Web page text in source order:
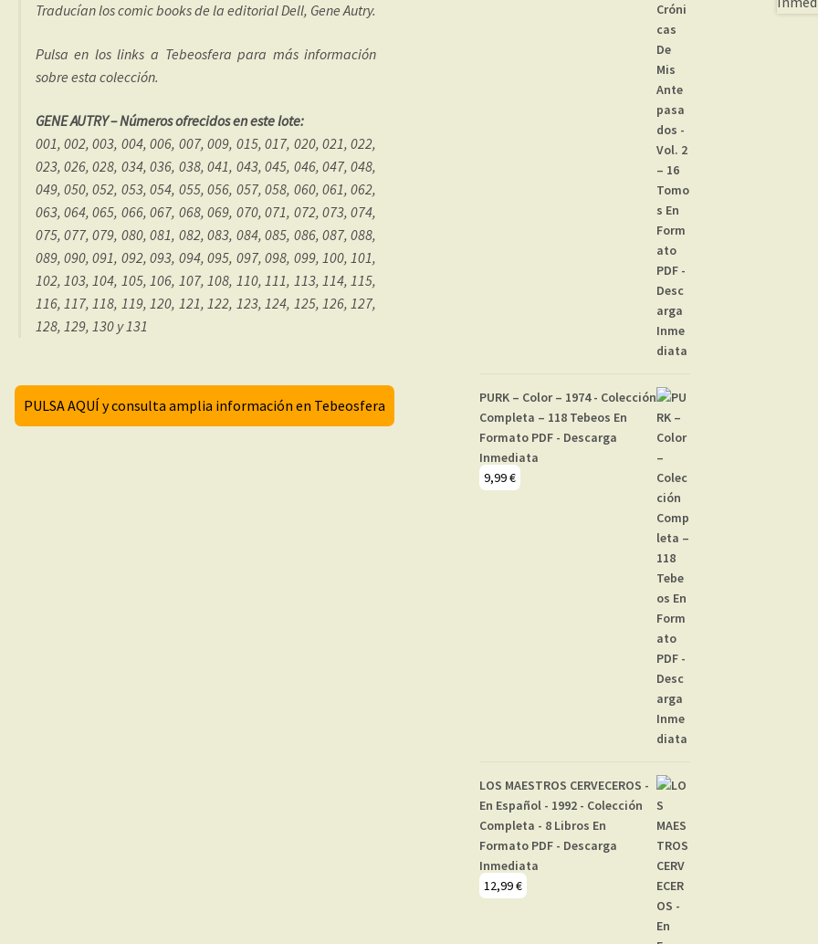
Traducían los comic books de la editorial Dell, Gene Autry.
Pulsa en los links a Tebeosfera para más información
sobre esta colección.
GENE AUTRY – Números ofrecidos en este lote:
001, 002, 003, 004, 006, 007, 009, 015, 017, 020, 021, 022,
023, 026, 028, 034, 036, 038, 041, 043, 045, 046, 047, 048,
049, 050, 052, 053, 054, 055, 056, 057, 058, 060, 061, 062,
063, 064, 065, 066, 067, 068, 069, 070, 071, 072, 073, 074,
075, 077, 079, 080, 081, 082, 083, 084, 085, 086, 087, 088,
089, 090, 091, 092, 093, 094, 095, 097, 098, 099, 100, 101,
102, 103, 104, 105, 106, 107, 108, 110, 111, 113, 114, 115,
116, 117, 118, 119, 120, 121, 122, 123, 124, 125, 126, 127,
128, 129, 130 y 131
PULSA AQUÍ y consulta amplia información en Tebeosfera
PURK – Color – 1974 - Colección
Completa – 118 Tebeos En
Formato PDF - Descarga
Inmediata
9,99€
LOS MAESTROS CERVECEROS -
En Español - 1992 - Colección
Completa - 8 Libros En
Formato PDF - Descarga
Inmediata
12,99€